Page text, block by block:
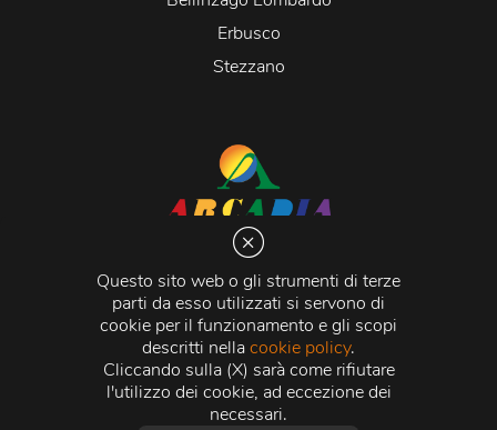
Questo sito web o gli strumenti di terze
parti da esso utilizzati si servono di
cookie per il funzionamento e gli scopi
descritti nellacookie policy.
Cliccando sulla (X) sarà come rifiutare
l'utilizzo dei cookie, ad eccezione dei
necessari.
Erbusco
Stezzano
Via Martiri della Libertà 20066 Melzo (MI)
C.C.I.A.A. - R.E.A di Milano n. 1427910
Registro delle Imprese di Milano n. 338392 -
Fiscale e Partita Iva11015840157 | Capitale Sociale
500.000,00 i.v.
Credits:Crea Informatica S.r.l. 2026 © Tutti i diritti
riservati.